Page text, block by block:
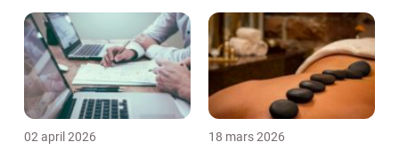
02 april 2026 18 mars 2026